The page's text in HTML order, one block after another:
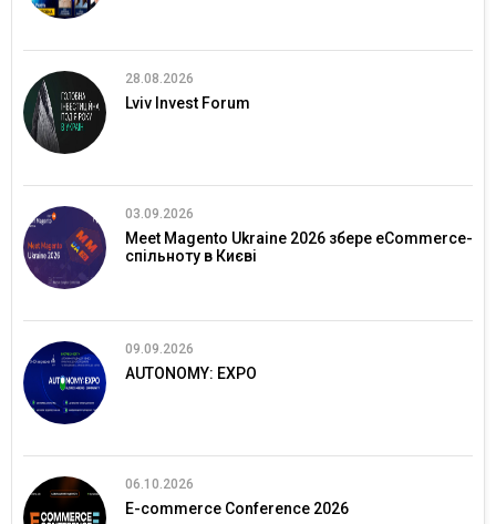
28.08.2026
Lviv Invest Forum
03.09.2026
Meet Magento Ukraine 2026 збере eCommerce-
спільноту в Києві
09.09.2026
AUTONOMY: EXPO
06.10.2026
E-commerce Conference 2026